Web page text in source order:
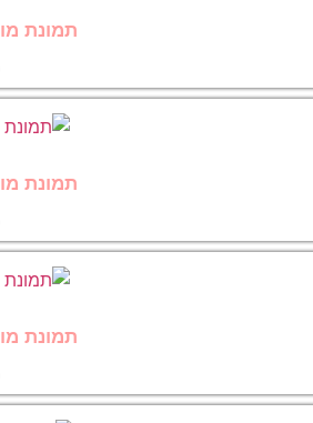
תמונת
תמונת
תמונת